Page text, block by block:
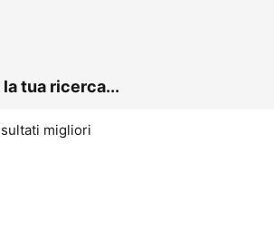
tua ricerca...
migliori